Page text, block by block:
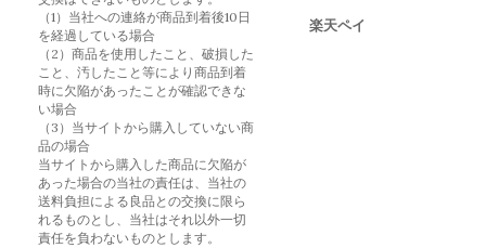
（1）当社への連絡が商品到着後10日
を経過している場合
（2）商品を使用したこと、破損した
こと、汚したこと等により商品到着
時に欠陥があったことが確認できな
い場合
（3）当サイトから購入していない商
品の場合
当サイトから購入した商品に欠陥が
あった場合の当社の責任は、当社の
送料負担による良品との交換に限ら
れるものとし、当社はそれ以外一切
責任を負わないものとします。
楽天ペイ